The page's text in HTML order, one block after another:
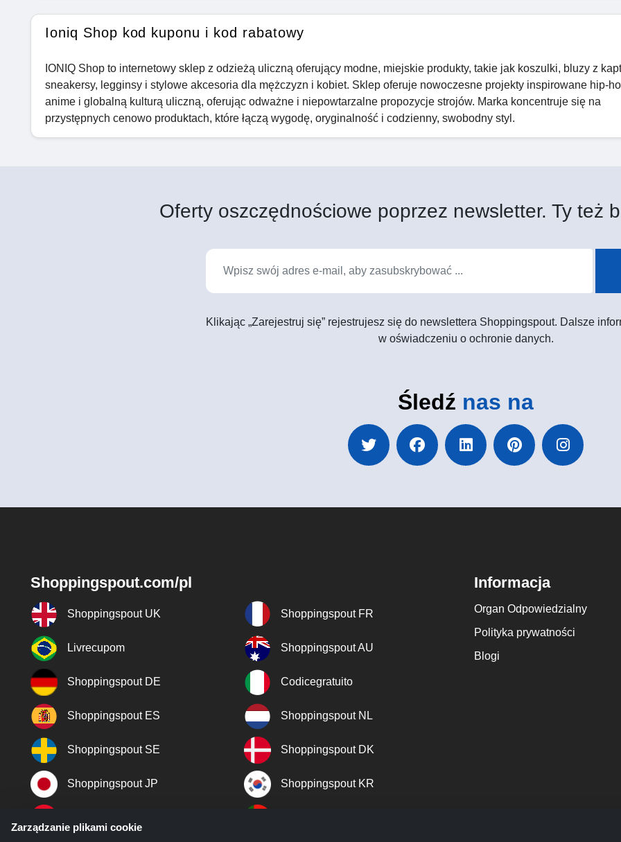
Ioniq Shop kod kuponu i kod rabatowy
IONIQ Shop to internetowy sklep z odzieżą uliczną oferujący modne, miejskie produkty, takie jak koszulki, bluzy z
sneakersy, legginsy i stylowe akcesoria dla mężczyzn i kobiet. Sklep oferuje nowoczesne projekty inspirowane hip-
anime i globalną kulturą uliczną, oferując odważne i niepowtarzalne propozycje strojów. Marka koncentruje się na
przystępnych cenowo produktach, które łączą wygodę, oryginalność i codzienny, swobodny styl.
Oferty oszczędnościowe poprzez newsletter. Ty też
Klikając „Zarejestruj się” rejestrujesz się do newslettera Shoppingspout. Dalsze
w oświadczeniu o ochronie danych.
Śledź nas na
Shoppingspout.com/pl
Shoppingspout UK Shoppingspout FR
Livrecupom Shoppingspout AU
Shoppingspout DE Codicegratuito
Shoppingspout ES Shoppingspout NL
Shoppingspout SE Shoppingspout DK
Shoppingspout JP Shoppingspout KR
Informacja
Organ Odpowiedzialny
Polityka prywatności
Blogi
Zarządzanie plikami cookie